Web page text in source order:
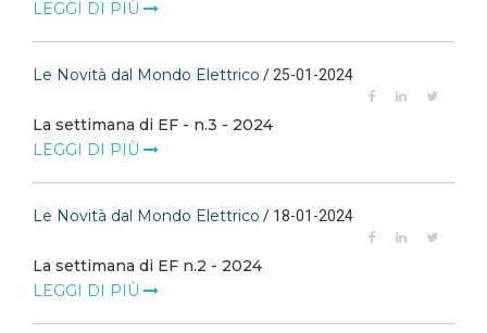
LEGGI DI PIÙ
Le Novità dal Mondo Elettrico / 25-01-2024
La settimana di EF - n.3 - 2024
LEGGI DI PIÙ
Le Novità dal Mondo Elettrico / 18-01-2024
La settimana di EF n.2 - 2024
LEGGI DI PIÙ